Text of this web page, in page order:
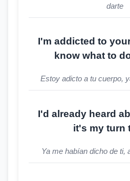
darte
I'm addicted to
know what to
Estoy adicto a tu cuerpo,
I'd already heard
it's my turn
Ya me habían dicho de ti,